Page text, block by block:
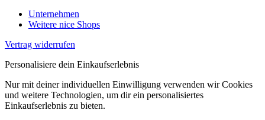
Unternehmen
Weitere nice Shops
Vertrag widerrufen
Personalisiere dein Einkaufserlebnis
Nur mit deiner individuellen Einwilligung verwenden wir Cookies
und weitere Technologien, um dir ein personalisiertes
Einkaufserlebnis zu bieten.